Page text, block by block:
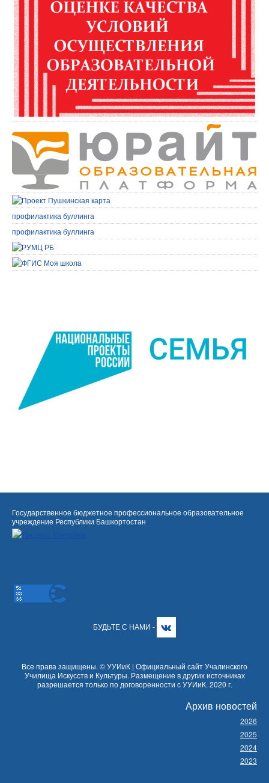
профилактика буллинга
профилактика буллинга
Государственное бюджетное профессиональное образовательное
учреждение Республики Башкортостан
БУДЬТЕ С НАМИ -
Все права защищены. © УУИиК | Официальный сайт Учалинского
Училища Искусств и Культуры. Размещение в других источниках
разрешается только по договоренности с УУИиК. 2020 г.
Архив новостей
2026
2025
2024
2023